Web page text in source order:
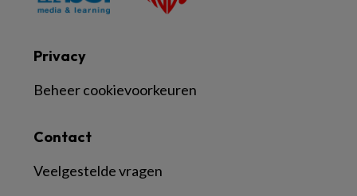
Contact
Veelgestelde vragen
Privacy
Beheer cookievoorkeuren